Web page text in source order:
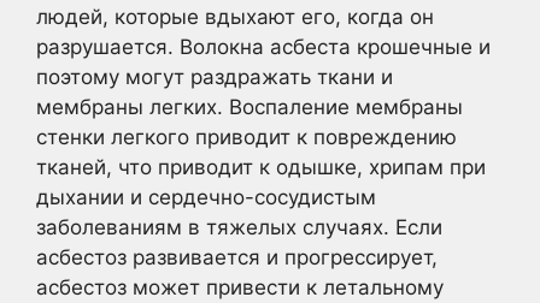
людей, которые вдыхают его, когда он
разрушается. Волокна асбеста крошечные и
поэтому могут раздражать ткани и
мембраны легких. Воспаление мембраны
стенки легкого приводит к повреждению
тканей, что приводит к одышке, хрипам при
дыхании и сердечно-сосудистым
заболеваниям в тяжелых случаях. Если
асбестоз развивается и прогрессирует,
асбестоз может привести к летальному